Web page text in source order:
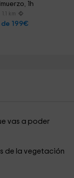
1h
1.1 km
199€
vas a poder
de la vegetación